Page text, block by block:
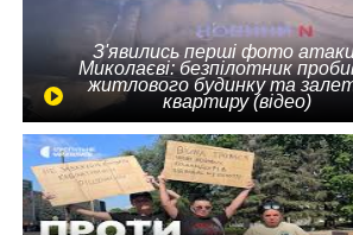
З'явились перші фото
Миколаєві: безпілотник
житлового будинку та
квартиру (відео)